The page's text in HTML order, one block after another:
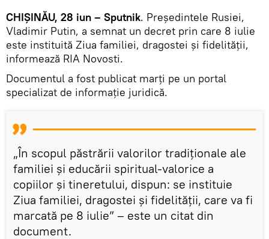
CHIȘINĂU, 28 iun – Sputnik. Președintele Rusiei,
Vladimir Putin, a semnat un decret prin care 8 iulie
este instituită Ziua familiei, dragostei și fidelității,
informează RIA Novosti.
Documentul a fost publicat marți pe un portal
specializat de informație juridică.
„În scopul păstrării valorilor tradiționale ale
familiei și educării spiritual-valorice a
copiilor și tineretului, dispun: se instituie
Ziua familiei, dragostei și fidelității, care va fi
marcată pe 8 iulie” – este un citat din
document.